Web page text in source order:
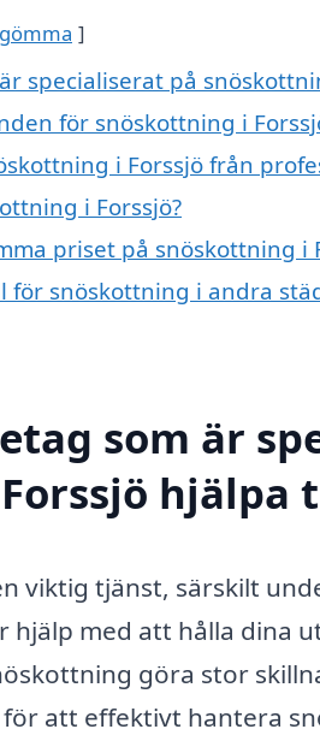
gömma
specialiserat på
för snöskottning i
i Forssjö från
i Forssjö?
priset på snöskottning i
för snöskottning i andra
som är
hjälpa
viktig tjänst, särskilt
hjälp med att hålla dina
göra stor
att effektivt hantera